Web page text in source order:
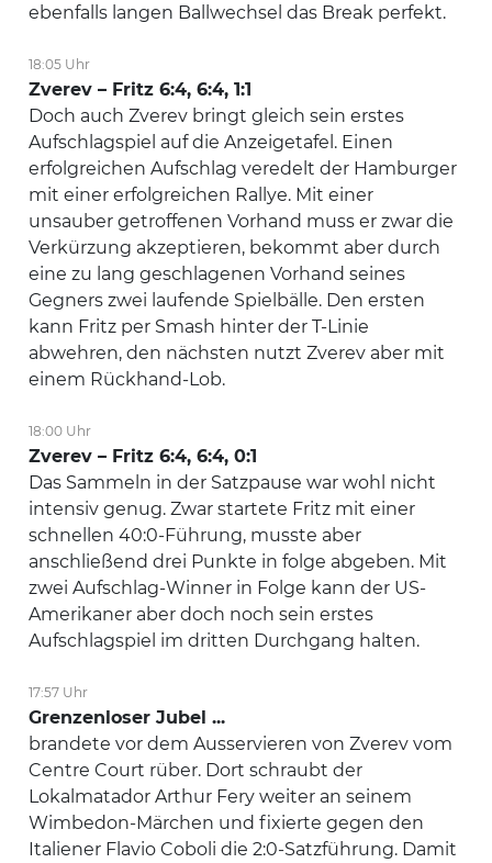
ebenfalls langen Ballwechsel das Break perfekt.
18:05 Uhr
Zverev – Fritz 6:4, 6:4, 1:1
Doch auch Zverev bringt gleich sein erstes
Aufschlagspiel auf die Anzeigetafel. Einen
erfolgreichen Aufschlag veredelt der Hamburger
mit einer erfolgreichen Rallye. Mit einer
unsauber getroffenen Vorhand muss er zwar die
Verkürzung akzeptieren, bekommt aber durch
eine zu lang geschlagenen Vorhand seines
Gegners zwei laufende Spielbälle. Den ersten
kann Fritz per Smash hinter der T-Linie
abwehren, den nächsten nutzt Zverev aber mit
einem Rückhand-Lob.
18:00 Uhr
Zverev – Fritz 6:4, 6:4, 0:1
Das Sammeln in der Satzpause war wohl nicht
intensiv genug. Zwar startete Fritz mit einer
schnellen 40:0-Führung, musste aber
anschließend drei Punkte in folge abgeben. Mit
zwei Aufschlag-Winner in Folge kann der US-
Amerikaner aber doch noch sein erstes
Aufschlagspiel im dritten Durchgang halten.
17:57 Uhr
Grenzenloser Jubel ...
brandete vor dem Ausservieren von Zverev vom
Centre Court rüber. Dort schraubt der
Lokalmatador Arthur Fery weiter an seinem
Wimbedon-Märchen und fixierte gegen den
Italiener Flavio Coboli die 2:0-Satzführung. Damit